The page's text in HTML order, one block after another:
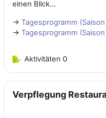
einen Blick...
→ Tagesprogramm
→ Tagesprogramm
Aktivitäten 0
Verpflegung